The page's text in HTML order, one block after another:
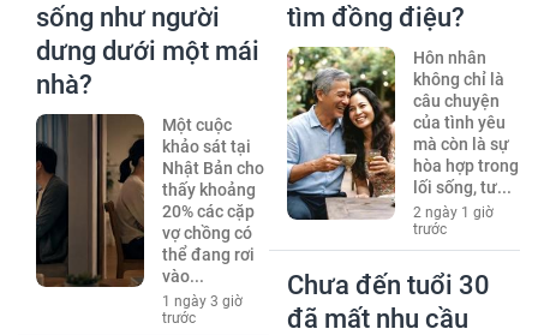
sống như người
dưng dưới một mái
nhà?
Một cuộc
khảo sát tại
Nhật Bản cho
thấy khoảng
20% các cặp
vợ chồng có
thể đang rơi
vào...
1 ngày 3 giờ
trước
tìm đồng điệu?
Hôn nhân
không chỉ là
câu chuyện
của tình yêu
mà còn là sự
hòa hợp trong
lối sống, tư...
2 ngày 1 giờ
trước
Chưa đến tuổi 30
đã mất nhu cầu